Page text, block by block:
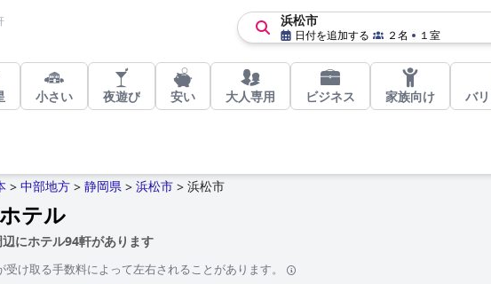
浜松市
日付を追加する ２名 １室
小さい 夜遊び 安い 大人専用 ビジネス 家族向け バ
> 中部地方 > 静岡県 > 浜松市 > 浜松市
テル
にホテル94軒があります
け取る手数料によって左右されることがあります。